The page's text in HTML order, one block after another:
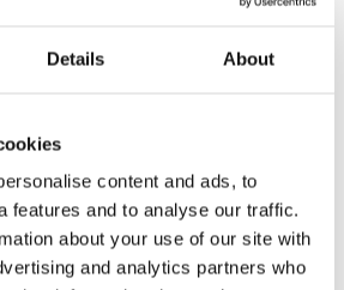
Details About
content and ads, to
features and to analyse our traffic.
about your use of our site with
and analytics partners who
better pull at the traffic light for
number gives a lower RPM. Knowing